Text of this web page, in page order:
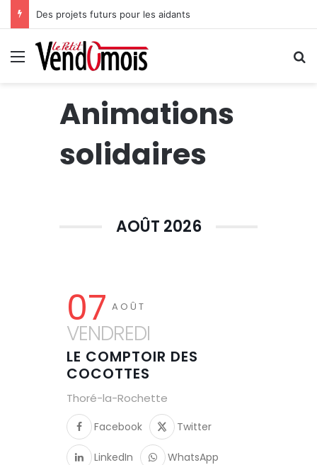
Des projets futurs pour les aidants
Menu
Animations
solidaires
AOÛT 2026
07 AOÛT
VENDREDI
LE COMPTOIR DES
COCOTTES
Thoré-la-Rochette
Facebook Twitter
LinkedIn WhatsApp